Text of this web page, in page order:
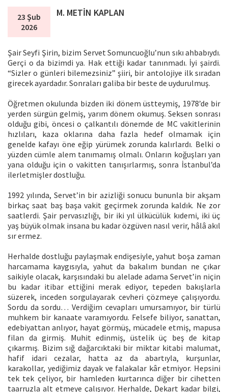
23 Şub
2026
M. METİN KAPLAN
Şair Seyfi Şirin, bizim Servet Somuncuoğlu’nun sıkı ahbabıydı.
Gerçi o da bizimdi ya. Hak ettiği kadar tanınmadı. İyi şairdi.
“Sizler o günleri bilemezsiniz” şiiri, bir antolojiye ilk sıradan
girecek ayardadır. Sonraları galiba bir beste de uydurulmuş.
Öğretmen okulunda bizden iki dönem üstteymiş, 1978’de bir
yerden sürgün gelmiş, yarım dönem okumuş. Seksen sonrası
olduğu gibi, öncesi o çalkantılı dönemde de MC vakitlerinin
hızlıları, kaza oklarına daha fazla hedef olmamak için
genelde kafayı öne eğip yürümek zorunda kalırlardı. Belki o
yüzden cümle alem tanımamış olmalı. Onların koğuşları yan
yana olduğu için o vakitten tanışırlarmış, sonra İstanbul’da
ilerletmişler dostluğu.
1992 yılında, Servet’in bir azizliği sonucu bununla bir akşam
birkaç saat baş başa vakit geçirmek zorunda kaldık. Ne zor
saatlerdi. Şair pervasızlığı, bir iki yıl ülkücülük kıdemi, iki üç
yaş büyük olmak insana bu kadar özgüven nasıl verir, hâlâ akıl
sır ermez.
Herhalde dostluğu paylaşmak endişesiyle, yahut boşa zaman
harcamama kaygısıyla, yahut da bakalım bundan ne çıkar
saikiyle olacak, karşısındaki bu alelade adama Servet’in niçin
bu kadar itibar ettiğini merak ediyor, tepeden bakışlarla
süzerek, inceden sorgulayarak cevheri çözmeye çalışıyordu.
Sordu da sordu… Verdiğim cevapları umursamıyor, bir türlü
muhkem bir kanaate varamıyordu. Felsefe biliyor, sanattan,
edebiyattan anlıyor, hayat görmüş, mücadele etmiş, mapusa
filan da girmiş. Muhit edinmiş, üstelik üç beş de kitap
çıkarmış. Bizim sığ dağarcıktaki bir miktar kitabi malumat,
hafif idari cezalar, hatta az da abartıyla, kurşunlar,
karakollar, yediğimiz dayak ve falakalar kâr etmiyor. Hepsini
tek tek çeliyor, bir hamleden kurtarınca diğer bir cihetten
taarruzla alt etmeye çalışıyor. Herhalde, Dekart kadar bilgi,